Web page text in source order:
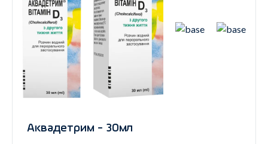
Аквадетрим - 30мл